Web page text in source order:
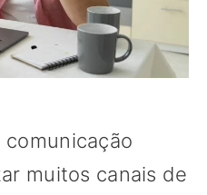
comunicação
muitos canais de